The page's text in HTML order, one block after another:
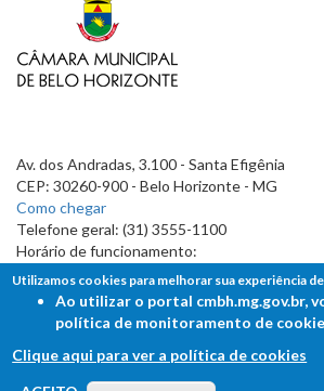
Av. dos Andradas, 3.100 - Santa Efigênia
CEP: 30260-900 - Belo Horizonte - MG
Como chegar
Telefone geral: (31) 3555-1100
Horário de funcionamento:
7h às 19h
FALE COM A CÂMARA
Utilizamos cookies para melhorar sua experiência
Ao utilizar o portal cmbh.mg.gov.br,
política de monitoramento de
Clique aqui para ver a política de cookies